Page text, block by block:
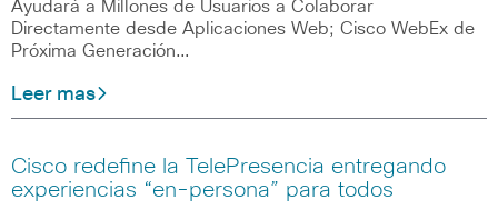
Ayudará a Millones de Usuarios a Colaborar
Directamente desde Aplicaciones Web; Cisco WebEx de
Próxima Generación…
Leer mas
Cisco redefine la TelePresencia entregando
experiencias “en-persona” para todos